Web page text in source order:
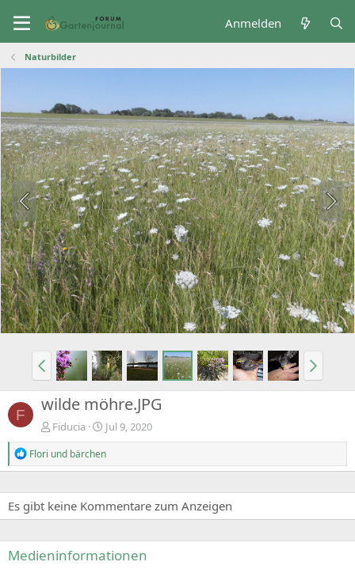
Anmelden
Naturbilder
F wilde möhre.JPG
Fiducia Jul 9, 2020
R
e
c
t
i
n
s
Flori und bärchen
Es gibt keine Kommentare zum Anzeigen
Medieninformationen